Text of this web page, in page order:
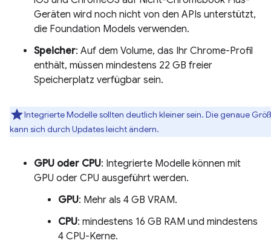
Geräten wird noch nicht von den APIs unterstützt,
die Foundation Models verwenden.
Speicher: Auf dem Volume, das Ihr Chrome-Profil
enthält, müssen mindestens 22 GB freier
Speicherplatz verfügbar sein.
Integrierte Modelle sollten deutlich kleiner sein. Die genaue
kann sich durch Updates leicht ändern.
GPU oder CPU: Integrierte Modelle können mit
GPU oder CPU ausgeführt werden.
GPU: Mehr als 4 GB VRAM.
CPU: mindestens 16 GB RAM und mindestens
4 CPU-Kerne.